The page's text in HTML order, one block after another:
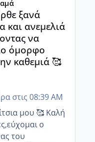
ξανά
και ανεμελιά
να
όμορφο
καθεμιά 🥰
στις 08:39 AM
μου 🥰 Καλή
ο
του